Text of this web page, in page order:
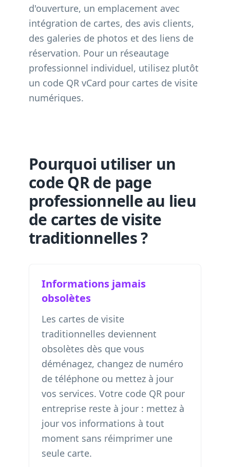
d'ouverture, un emplacement avec
intégration de cartes, des avis clients,
des galeries de photos et des liens de
réservation. Pour un réseautage
professionnel individuel, utilisez plutôt
un code QR vCard pour cartes de visite
numériques.
Pourquoi utiliser un
code QR de page
professionnelle au lieu
de cartes de visite
traditionnelles ?
Informations jamais
obsolètes
Les cartes de visite
traditionnelles deviennent
obsolètes dès que vous
déménagez, changez de numéro
de téléphone ou mettez à jour
vos services. Votre code QR pour
entreprise reste à jour : mettez à
jour vos informations à tout
moment sans réimprimer une
seule carte.